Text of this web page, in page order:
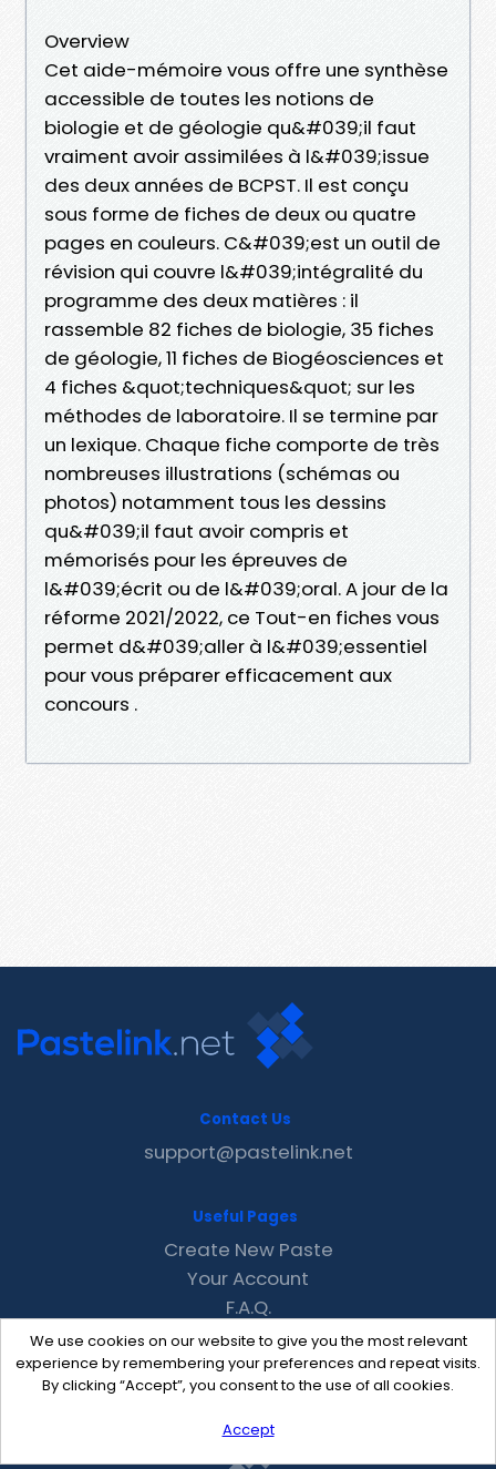
Overview
Cet aide-mémoire vous offre une synthèse
accessible de toutes les notions de
biologie et de géologie qu&#039;il faut
vraiment avoir assimilées à l&#039;issue
des deux années de BCPST. Il est conçu
sous forme de fiches de deux ou quatre
pages en couleurs. C&#039;est un outil de
révision qui couvre l&#039;intégralité du
programme des deux matières : il
rassemble 82 fiches de biologie, 35 fiches
de géologie, 11 fiches de Biogéosciences et
4 fiches &quot;techniques&quot; sur les
méthodes de laboratoire. Il se termine par
un lexique. Chaque fiche comporte de très
nombreuses illustrations (schémas ou
photos) notamment tous les dessins
qu&#039;il faut avoir compris et
mémorisés pour les épreuves de
l&#039;écrit ou de l&#039;oral. A jour de la
réforme 2021/2022, ce Tout-en fiches vous
permet d&#039;aller à l&#039;essentiel
pour vous préparer efficacement aux
concours .
We use cookies on our website to give you the most relevant
experience by remembering your preferences and repeat visits.
By clicking “Accept”, you consent to the use of all cookies.
Accept
Contact Us
support@pastelink.net
Useful Pages
Create New Paste
Your Account
F.A.Q.
Recent
Contact